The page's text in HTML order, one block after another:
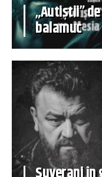
„Autiștii”
balamuc